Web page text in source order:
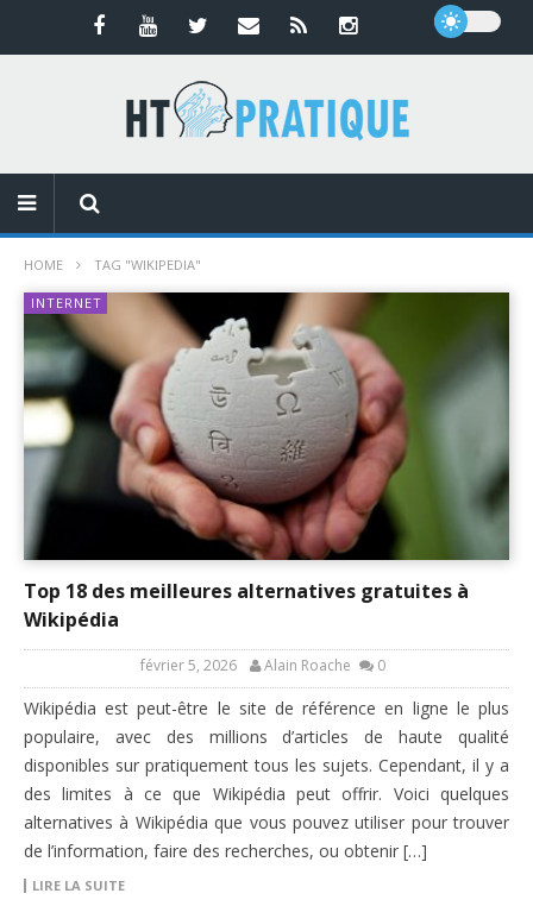
HOME TAG "WIKIPEDIA"
INTERNET
Top 18 des meilleures alternatives gratuites à
Wikipédia
février 5, 2026 Alain Roache 0
Wikipédia est peut-être le site de référence en ligne le plus
populaire, avec des millions d’articles de haute qualité
disponibles sur pratiquement tous les sujets. Cependant, il y a
des limites à ce que Wikipédia peut offrir. Voici quelques
alternatives à Wikipédia que vous pouvez utiliser pour trouver
de l’information, faire des recherches, ou obtenir […]
LIRE LA SUITE